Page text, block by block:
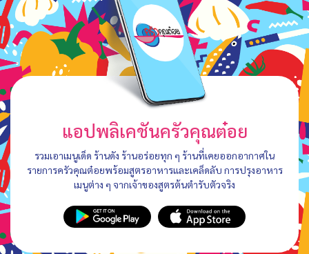
แอปพลิเคชันครัวคุณต๋อย
รวมเอาเมนูเด็ด ร้านดัง ร้านอร่อยทุก ๆ ร้านที่เคยออกอากาศใน
รายการครัวคุณต๋อยพร้อมสูตรอาหารและเคล็ดลับ การปรุงอาหาร
เมนูต่าง ๆ จากเจ้าของสูตรต้นตำรับตัวจริง